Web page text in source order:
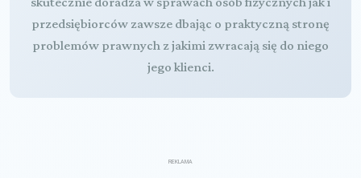
przedsiębiorców zawsze dbając o praktyczną stronę
problemów prawnych z jakimi zwracają się do niego
jego klienci.
REKLAMA